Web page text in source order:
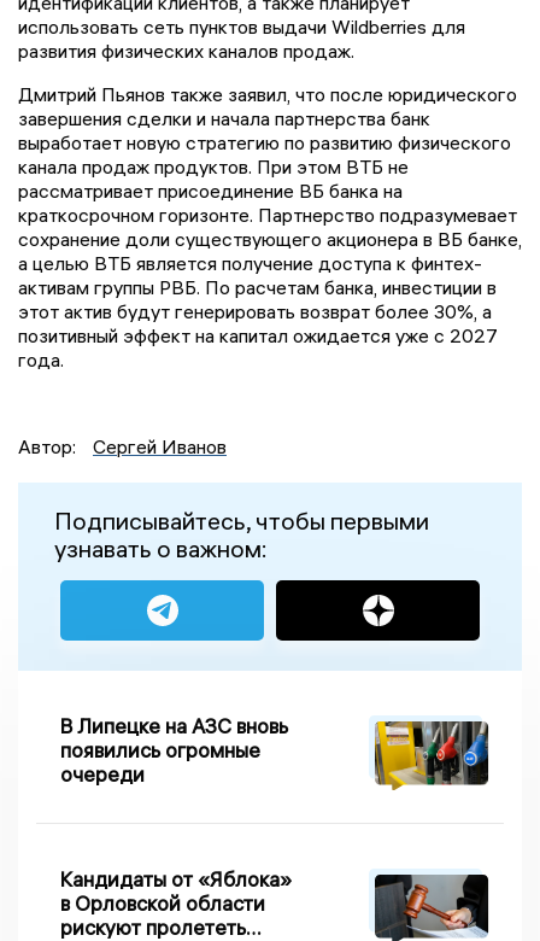
использовать сеть пунктов выдачи Wildberries для
развития физических каналов продаж.
Дмитрий Пьянов также заявил, что после юридического
завершения сделки и начала партнерства банк
выработает новую стратегию по развитию физического
канала продаж продуктов. При этом ВТБ не
рассматривает присоединение ВБ банка на
краткосрочном горизонте. Партнерство подразумевает
сохранение доли существующего акционера в ВБ банке,
а целью ВТБ является получение доступа к финтех-
активам группы РВБ. По расчетам банка, инвестиции в
этот актив будут генерировать возврат более 30%, а
позитивный эффект на капитал ожидается уже с 2027
года.
Автор: Сергей Иванов
Подписывайтесь, чтобы первыми
узнавать о важном:
В Липецке на АЗС вновь
появились огромные
очереди
Кандидаты от «Яблока»
в Орловской области
рискуют пролететь